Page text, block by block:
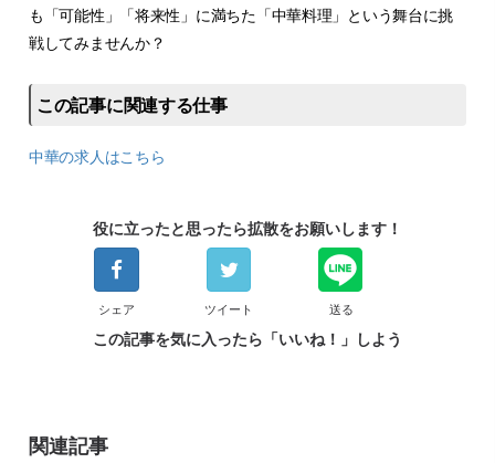
も「可能性」「将来性」に満ちた「中華料理」という舞台に挑
戦してみませんか？
この記事に関連する仕事
中華の求人はこちら
役に立ったと思ったら拡散をお願いします！
シェア ツイート 送る
この記事を気に入ったら「いいね！」しよう
関連記事